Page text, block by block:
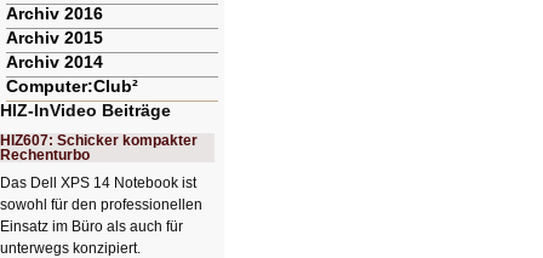
Archiv 2016
Archiv 2015
Archiv 2014
Computer:Club²
HIZ-InVideo Beiträge
HIZ607: Schicker kompakter
Rechenturbo
Das Dell XPS 14 Notebook ist
sowohl für den professionellen
Einsatz im Büro als auch für
unterwegs konzipiert.